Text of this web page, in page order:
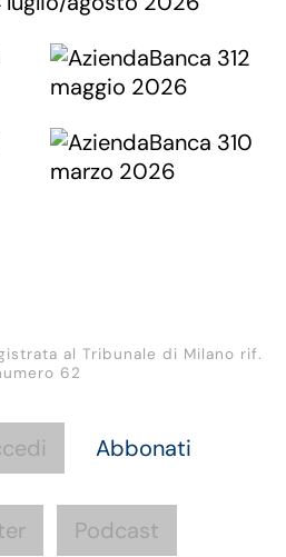
al Tribunale di Milano rif.
62
Abbonati
Podcast